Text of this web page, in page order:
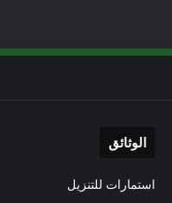
الوثائق
استمارات للتنزيل